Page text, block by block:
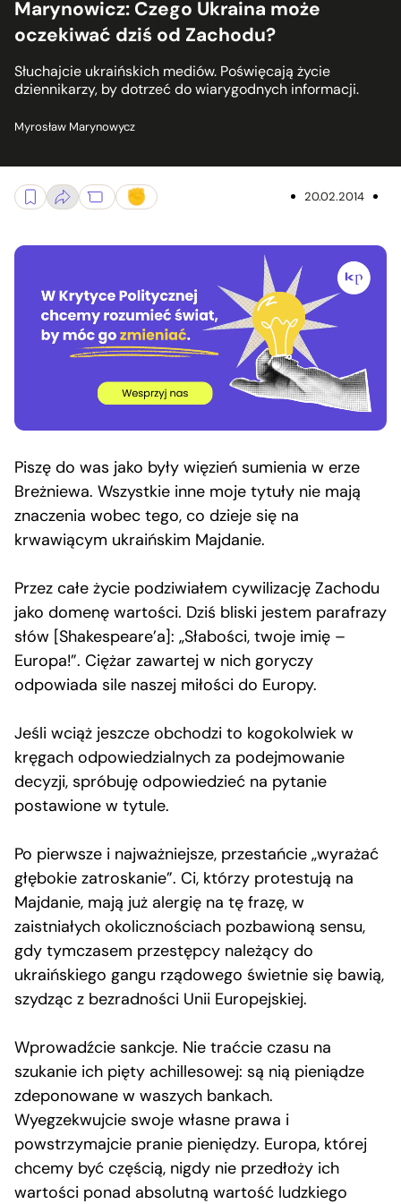
Marynowicz: Czego Ukraina może
oczekiwać dziś od Zachodu?
Słuchajcie ukraińskich mediów. Poświęcają życie
dziennikarzy, by dotrzeć do wiarygodnych informacji.
Myrosław Marynowycz
20.02.2014
Piszę do was jako były więzień sumienia w erze
Breżniewa. Wszystkie inne moje tytuły nie mają
znaczenia wobec tego, co dzieje się na
krwawiącym ukraińskim Majdanie.
Przez całe życie podziwiałem cywilizację Zachodu
jako domenę wartości. Dziś bliski jestem parafrazy
słów [Shakespeare’a]: „Słabości, twoje imię –
Europa!”. Ciężar zawartej w nich goryczy
odpowiada sile naszej miłości do Europy.
Jeśli wciąż jeszcze obchodzi to kogokolwiek w
kręgach odpowiedzialnych za podejmowanie
decyzji, spróbuję odpowiedzieć na pytanie
postawione w tytule.
Po pierwsze i najważniejsze, przestańcie „wyrażać
głębokie zatroskanie”. Ci, którzy protestują na
Majdanie, mają już alergię na tę frazę, w
zaistniałych okolicznościach pozbawioną sensu,
gdy tymczasem przestępcy należący do
ukraińskiego gangu rządowego świetnie się bawią,
szydząc z bezradności Unii Europejskiej.
Wprowadźcie sankcje. Nie traćcie czasu na
szukanie ich pięty achillesowej: są nią pieniądze
zdeponowane w waszych bankach.
Wyegzekwujcie swoje własne prawa i
powstrzymajcie pranie pieniędzy. Europa, której
chcemy być częścią, nigdy nie przedłoży ich
wartości ponad absolutną wartość ludzkiego